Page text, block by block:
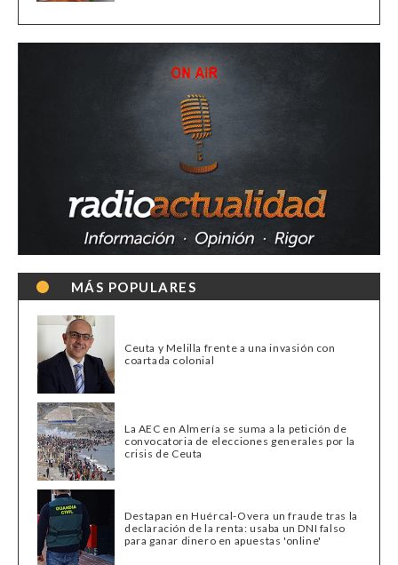
MÁS POPULARES
Ceuta y Melilla frente a una invasión con
coartada colonial
La AEC en Almería se suma a la petición de
convocatoria de elecciones generales por la
crisis de Ceuta
Destapan en Huércal-Overa un fraude tras la
declaración de la renta: usaba un DNI falso
para ganar dinero en apuestas 'online'